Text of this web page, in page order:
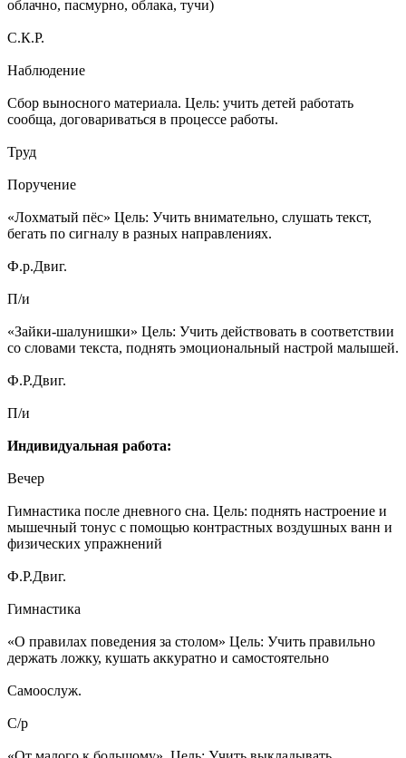
облачно, пасмурно, облака, тучи)
С.К.Р.
Наблюдение
Сбор выносного материала. Цель: учить детей работать
сообща, договариваться в процессе работы.
Труд
Поручение
«Лохматый пёс» Цель: Учить внимательно, слушать текст,
бегать по сигналу в разных направлениях.
Ф.р.Двиг.
П/и
«Зайки-шалунишки» Цель: Учить действовать в соответствии
со словами текста, поднять эмоциональный настрой малышей.
Ф.Р.Двиг.
П/и
Индивидуальная работа:
Вечер
Гимнастика после дневного сна. Цель: поднять настроение и
мышечный тонус с помощью контрастных воздушных ванн и
физических упражнений
Ф.Р.Двиг.
Гимнастика
«О правилах поведения за столом» Цель: Учить правильно
держать ложку, кушать аккуратно и самостоятельно
Самоослуж.
С/р